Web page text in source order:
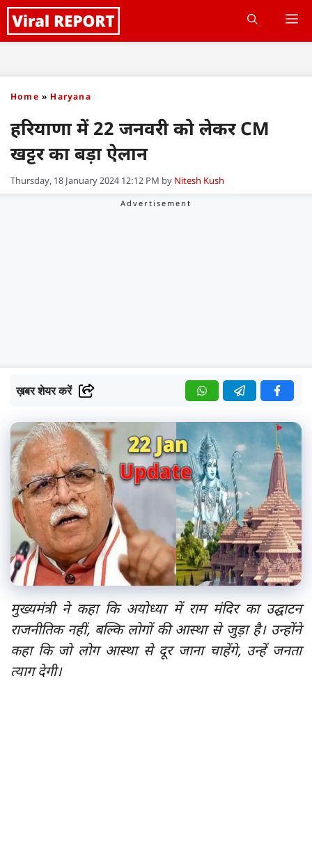
Skip
to
Home » Haryana
हरियाणा में 22 जनवरी को लेकर CM
खट्टर का बड़ा ऐलान
Thursday, 18 January 2024 12:12 PM by Nitesh Kush
ख़बर शेयर करें
मुख्यमंत्री ने कहा कि अयोध्या में राम मंदिर का उद्घाटन
राजनीतिक नहीं, बल्कि लोगों की आस्था से जुड़ा है। उन्होंने
कहा कि जो लोग आस्था से दूर जाना चाहेंगे, उन्हें जनता
त्याग देगी।